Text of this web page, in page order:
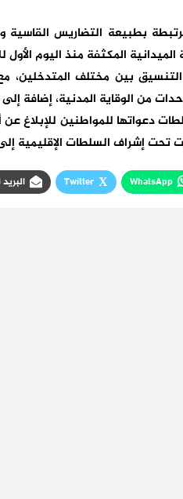
بطبيعة التضاريس القاسية
المكثفة منذ اليوم الأول
من الوقاية المدنية، إضافة
دعواتها للمواطنين
تحت إشراف السلطات الإقليمية
WhatsApp
Twitter